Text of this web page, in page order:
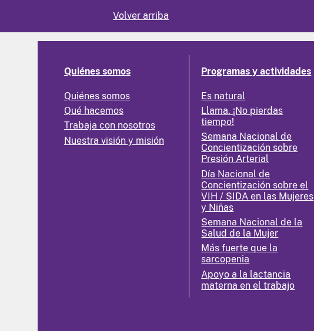
Volver arriba
Quiénes somos
Quiénes somos
Qué hacemos
Trabaja con nosotros
Nuestra visión y misión
Programas y actividades
Es natural
Llama. ¡No pierdas
tiempo!
Semana Nacional de
Concientización sobre
Presión Arterial
Día Nacional de
Concientización sobre el
VIH / SIDA en las Mujeres
y Niñas
Semana Nacional de la
Salud de la Mujer
Más fuerte que la
sarcopenia
Apoyo a la lactancia
materna en el trabajo